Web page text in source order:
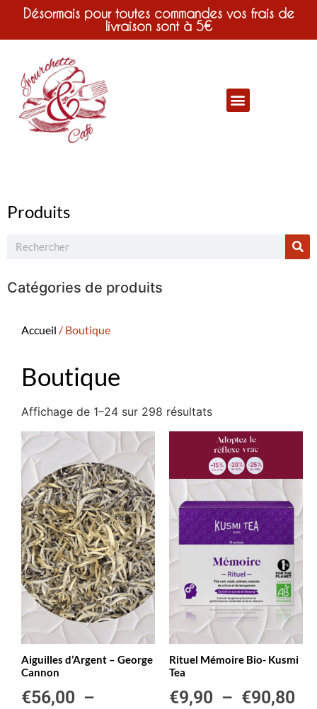
Désormais pour toutes commandes vos frais de
livraison sont à 5€
Produits
Catégories de produits
Accueil / Boutique
Boutique
Affichage de 1–24 sur 298 résultats
Aiguilles d’Argent – George
Cannon
€56,00 –
Rituel Mémoire Bio- Kusmi
Tea
€9,90 – €90,80